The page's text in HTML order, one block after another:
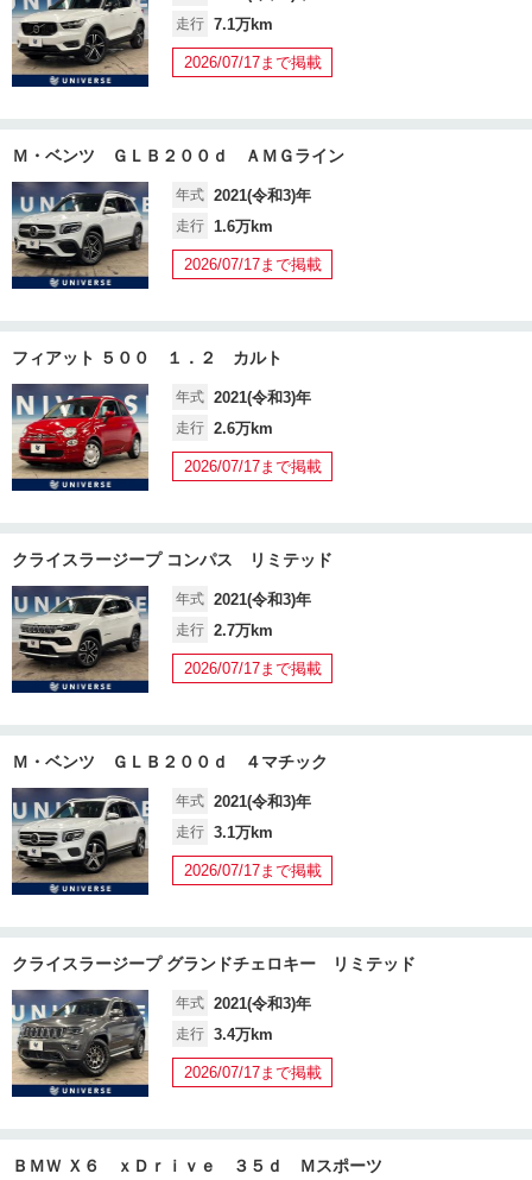
走行 7.1万km
2026/07/17まで掲載
Ｍ・ベンツ ＧＬＢ２００ｄ ＡＭＧライン
年式 2021(令和3)年
走行 1.6万km
2026/07/17まで掲載
フィアット ５００ １．２ カルト
年式 2021(令和3)年
走行 2.6万km
2026/07/17まで掲載
クライスラージープ コンパス リミテッド
年式 2021(令和3)年
走行 2.7万km
2026/07/17まで掲載
Ｍ・ベンツ ＧＬＢ２００ｄ ４マチック
年式 2021(令和3)年
走行 3.1万km
2026/07/17まで掲載
クライスラージープ グランドチェロキー リミテッド
年式 2021(令和3)年
走行 3.4万km
2026/07/17まで掲載
ＢＭＷ Ｘ６ ｘＤｒｉｖｅ ３５ｄ Ｍスポーツ